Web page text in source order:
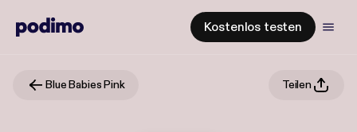
Kostenlos testen
Blue Babies Pink Teilen